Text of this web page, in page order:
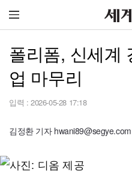
폴리폼, 신세계
업 마무리
입력 : 2026-05-28 17:18
김정환 기자 hwani89@segye.com